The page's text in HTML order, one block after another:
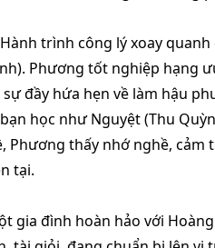
trình công lý xoay
Phương tốt nghiệp hạng
đầy hứa hẹn về làm hậu
học như Nguyệt (Thu
Phương thấy nhớ nghề, cảm
tại.
gia đình hoàn hảo với